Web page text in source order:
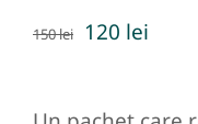
150lei
Prețul
a
120 lei
este: